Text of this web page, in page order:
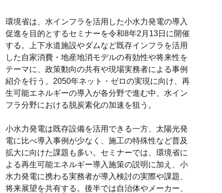
環境省は、水インフラを活用した小水力発電の導入
促進を目的とするセミナーを令和8年2月13日に開催
する。上下水道施設やダムなど既存インフラを活用
した自家消費・地産地消モデルの有効性や将来性を
テーマに、政策動向の共有や現場実務者による事例
紹介を行う。2050年ネット・ゼロの実現に向け、再
生可能エネルギーの導入が各分野で進む中、水イン
フラ分野における脱炭素化の加速を狙う。
小水力発電は既存設備を活用できる一方、太陽光発
電に比べ導入事例が少なく、施工の特殊性など普及
拡大に向けた課題も多い。セミナーでは、環境省に
よる再生可能エネルギー導入施策の説明に加え、小
水力発電に携わる実務者が導入検討の実際や課題、
将来展望を共有する。後半では自治体やメーカー、